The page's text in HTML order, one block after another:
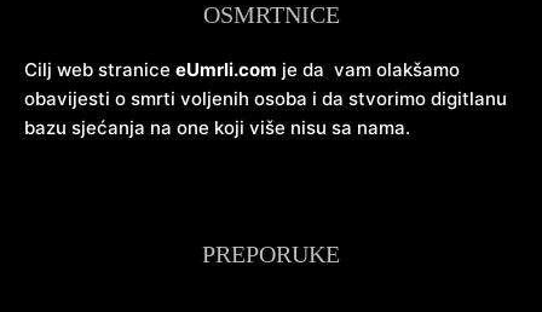
OSMRTNICE
Cilj web stranice eUmrli.com je da vam olakšamo
obavijesti o smrti voljenih osoba i da stvorimo digitlanu
bazu sjećanja na one koji više nisu sa nama.
PREPORUKE